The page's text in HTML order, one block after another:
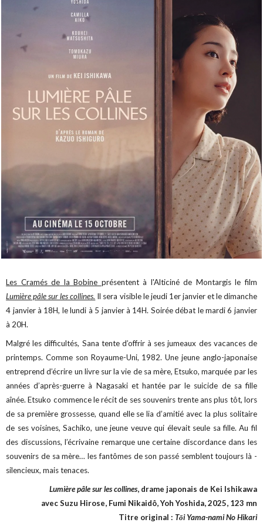
Les Cramés de la Bobine présentent à l'Alticiné de Montargis le film
Lumière pâle sur les collines. Il sera visible le jeudi 1er janvier et le dimanche
4 janvier à 18H, le lundi à 5 janvier à 14H. Soirée débat le mardi 6 janvier
à 20H.
Malgré les difficultés, Sana tente d’offrir à ses jumeaux des vacances de
printemps. Comme son Royaume-Uni, 1982. Une jeune anglo-japonaise
entreprend d’écrire un livre sur la vie de sa mère, Etsuko, marquée par les
années d’après-guerre à Nagasaki et hantée par le suicide de sa fille
aînée. Etsuko commence le récit de ses souvenirs trente ans plus tôt, lors
de sa première grossesse, quand elle se lia d’amitié avec la plus solitaire
de ses voisines, Sachiko, une jeune veuve qui élevait seule sa fille. Au fil
des discussions, l’écrivaine remarque une certaine discordance dans les
souvenirs de sa mère… les fantômes de son passé semblent toujours là -
silencieux, mais tenaces.
Lumière pâle sur les collines, drame japonais de Kei Ishikawa
avec Suzu Hirose, Fumi Nikaidô, Yoh Yoshida, 2025, 123 mn
Titre original : Tōi Yama-nami No Hikari